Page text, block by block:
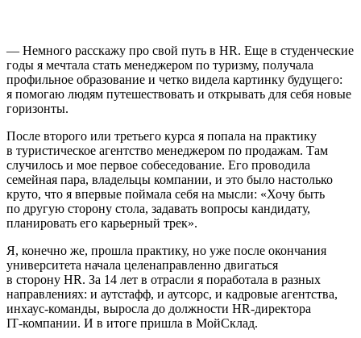
— Немного расскажу про свой путь в HR. Еще в студенческие
годы я мечтала стать менеджером по туризму, получала
профильное образование и четко видела картинку будущего:
я помогаю людям путешествовать и открывать для себя новые
горизонты.
После второго или третьего курса я попала на практику
в туристическое агентство менеджером по продажам. Там
случилось и мое первое собеседование. Его проводила
семейная пара, владельцы компании, и это было настолько
круто, что я впервые поймала себя на мысли: «Хочу быть
по другую сторону стола, задавать вопросы кандидату,
планировать его карьерный трек».
Я, конечно же, прошла практику, но уже после окончания
университета начала целенаправленно двигаться
в сторону HR. За 14 лет в отрасли я поработала в разных
направлениях: и аутстафф, и аутсорс, и кадровые агентства,
инхаус‑команды, выросла до должности HR‑директора
IT‑компании. И в итоге пришла в МойСклад.